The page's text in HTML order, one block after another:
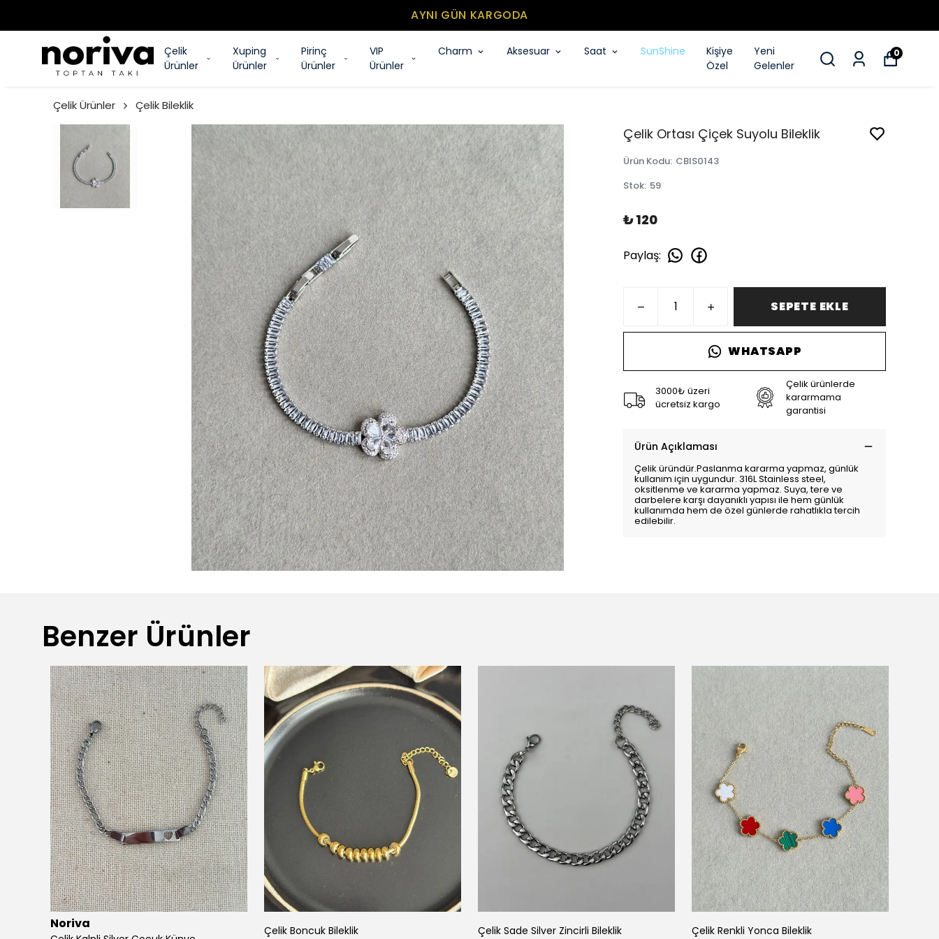
MİNİMUM SEPET TUTARI 500₺
Çelik
Ürünler
Xuping
Ürünler
Pirinç
Ürünler
VIP
Ürünler
Charm Aksesuar Saat SunShine
Kişiye
Özel
Yeni
Gelenler
0
Çelik Ürünler Çelik Bileklik
Çelik Ortası Çiçek Suyolu Bileklik
Ürün Kodu: CBIS0143
Stok: 59
₺ 120
Paylaş:
SEPETE EKLE
WHATSAPP
3000₺ üzeri
ücretsiz kargo
Çelik ürünlerde
kararmama
garantisi
Ürün Açıklaması
Çelik üründür.Paslanma kararma yapmaz, günlük
kullanım için uygundur. 316L Stainless steel,
oksitlenme ve kararma yapmaz. Suya, tere ve
darbelere karşı dayanıklı yapısı ile hem günlük
kullanımda hem de özel günlerde rahatlıkla tercih
edilebilir.
Benzer Ürünler
Noriva Çelik Boncuk Bileklik Çelik Sade Silver Zincirli Bileklik Çelik Renkli Yonca Bileklik